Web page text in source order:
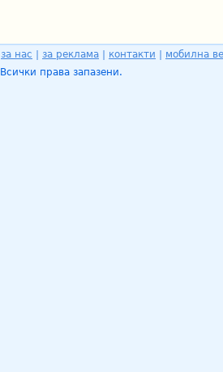
за нас за реклама контакти
мобилна
Всички права запазени.